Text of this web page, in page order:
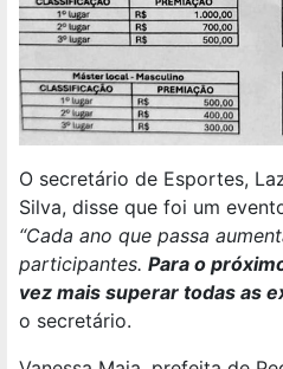
O secretário de Esportes,
Silva, disse que foi um
“Cada ano que passa
participantes. Para o
vez mais superar todas as
o secretário.